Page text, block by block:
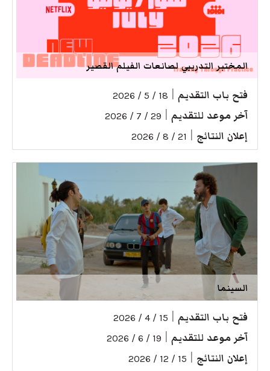
المختبر التدريبي لصانعات الفيلم القصير
فتح باب التقديم 18 / 5 / 2026
آخر موعد للتقديم 29 / 7 / 2026
إعلان النتائج 21 / 8 / 2026
السينما
فتح باب التقديم 15 / 4 / 2026
آخر موعد للتقديم 19 / 6 / 2026
إعلان النتائج 15 / 12 / 2026